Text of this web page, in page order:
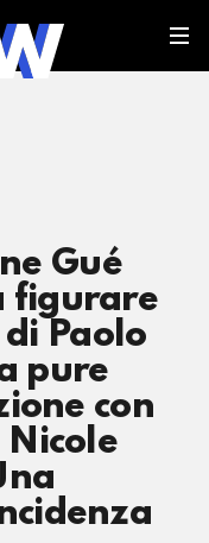
Gué
figurare
Paolo
pure
con